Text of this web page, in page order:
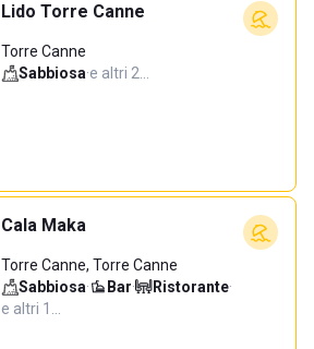
Lido Torre Canne
Torre Canne
Sabbiosa·e altri 2…
Cala Maka
Torre Canne, Torre Canne
Sabbiosa· Bar· Ristorante·
e altri 1…